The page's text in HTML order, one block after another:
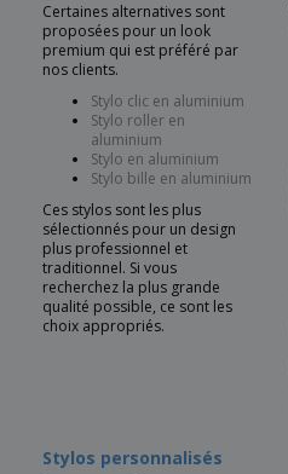
Certaines alternatives sont
proposées pour un look
premium qui est préféré par
nos clients.
Stylo clic en aluminium
Stylo roller en
aluminium
Stylo en aluminium
Stylo bille en aluminium
Ces stylos sont les plus
sélectionnés pour un design
plus professionnel et
traditionnel. Si vous
recherchez la plus grande
qualité possible, ce sont les
choix appropriés.
Stylos personnalisés